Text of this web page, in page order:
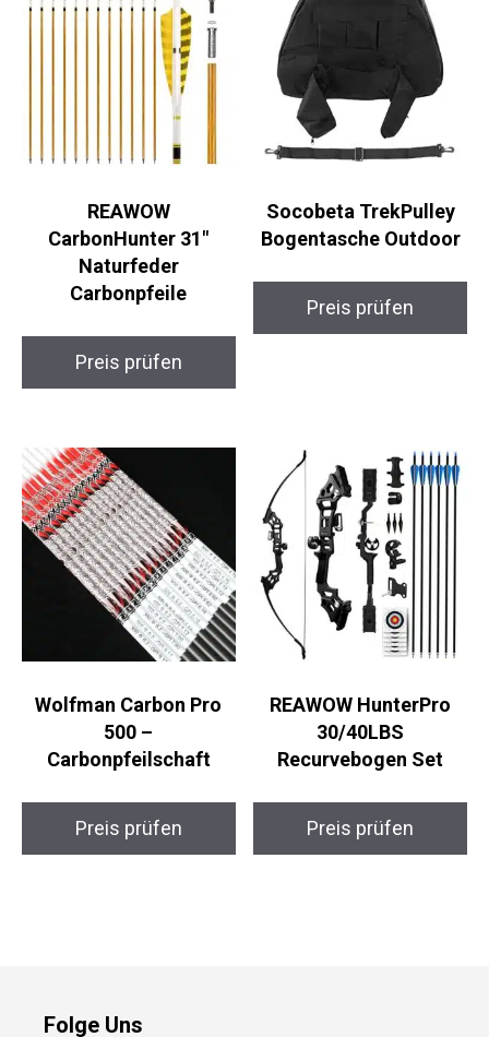
REAWOW
CarbonHunter 31″
Naturfeder
Carbonpfeile
Preis prüfen
Socobeta TrekPulley
Bogentasche Outdoor
Preis prüfen
Wolfman Carbon Pro
500 –
Carbonpfeilschaft
Preis prüfen
REAWOW HunterPro
30/40LBS
Recurvebogen Set
Preis prüfen
Folge Uns